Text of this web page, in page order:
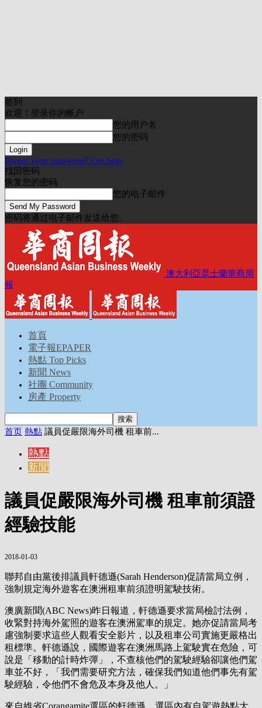
签到
欢迎！登录你的帐户
您的用户名
您的密码
Forgot your password? Get help
找回密码
恢复您的密码
您的电子邮件
密码将通过电子邮件发送给您。
澳大利亞昆士蘭華商周
報
首頁
電子報EPAPER
熱點 Top Picks
新聞 News
社團 Community
房產 Property
首页 熱點 議員促嚴限海外司機 租車前...
熱點
新聞
議員促嚴限海外司機 租車前須證
經驗技能
2018-01-03
聯邦自由黨後排議員軒德遜(Sarah Henderson)促請當局立例，
強制規定海外遊客在澳洲租車前須證明駕駛技術。
澳廣新聞(ABC News)昨日報道，軒德遜要求當局檢討法例，
收緊對持海外駕照的遊客在澳洲駕車的規定。她亦促請當局考
慮強制要求這些人觀看安全影片，以及租車公司實施更嚴格出
租標準。軒德遜說，國際遊客在澳洲馬路上駕駛實在危險，可
說是「移動的計時炸彈」，不查核他們的駕駛經驗卻讓他們駕
車並不好，「我們需要研究方法，確保我們知道他們事先有駕
駛經驗，令他們不會危及本身及他人。」
來自維省Corangamite選區的軒德遜，選區內有自駕遊熱點大